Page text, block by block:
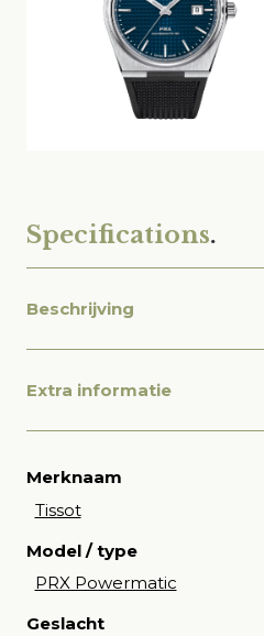
Specifications.
Beschrijving
Extra informatie
Merknaam
Tissot
Model / type
PRX Powermatic
Geslacht